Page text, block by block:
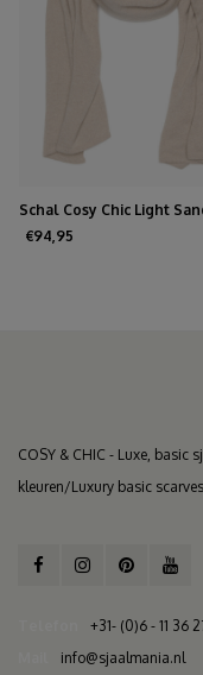
Schal Cosy Chic Light
€94,95
COSY & CHIC - Luxe, basic
kleuren/Luxury basic
+31- (0)6 - 11 36
info@sjaalmania.nl